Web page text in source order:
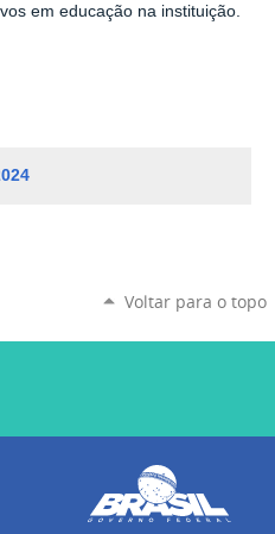
em educação na instituição.
Voltar para o topo